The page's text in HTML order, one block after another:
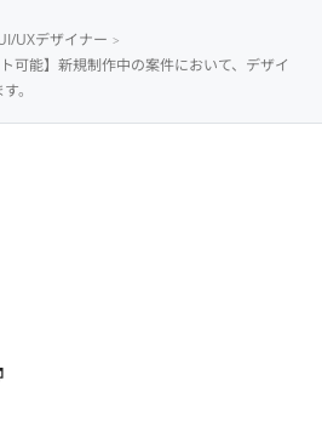
UXデザイナー
可能】新規制作中の案件において、デザイ
。